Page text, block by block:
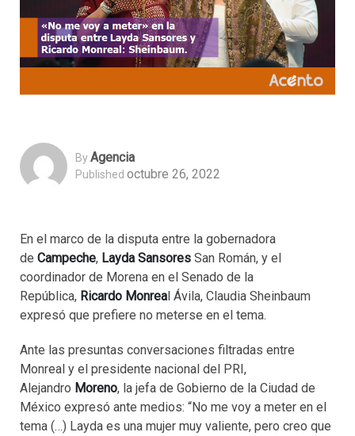
ByAgencia
Published octubre 26, 2022
En el marco de la disputa entre la gobernadora
de Campeche, Layda Sansores San Román, y el
coordinador de Morena en el Senado de la
República, Ricardo Monreal Ávila, Claudia Sheinbaum
expresó que prefiere no meterse en el tema.
Ante las presuntas conversaciones filtradas entre
Monreal y el presidente nacional del PRI,
Alejandro Moreno, la jefa de Gobierno de la Ciudad de
México expresó ante medios: “No me voy a meter en el
tema (…) Layda es una mujer muy valiente, pero creo que